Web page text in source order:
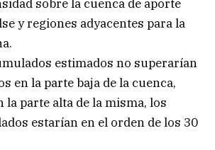
sobre la cuenca de aporte
y regiones adyacentes para la
estimados no superarían
en la parte baja de la cuenca,
la parte alta de la misma, los
estarían en el orden de los 30